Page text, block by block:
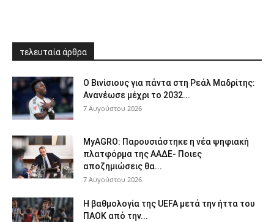
τελευταία άρθρα
Ο Βινίσιους για πάντα στη Ρεάλ Μαδρίτης:
Ανανέωσε μέχρι το 2032...
7 Αυγούστου 2026
ΜyAGRO: Παρουσιάστηκε η νέα ψηφιακή
πλατφόρμα της ΑΑΔΕ- Ποιες
αποζημιώσεις θα...
7 Αυγούστου 2026
Η βαθμολογία της UEFA μετά την ήττα του
ΠΑΟΚ από την...